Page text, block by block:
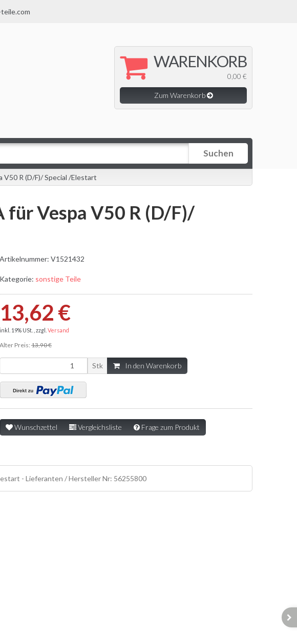
WARENKORB
0,00 €
Zum Warenkorb
Suchen
R (D/F)/ Special /Elestart
für Vespa V50 R (D/F)/
Artikelnummer: V1521432
Kategorie: sonstige Teile
13,62 €
inkl. 19% USt. , zzgl. Versand
Alter Preis: 13,90 €
Stk In den Warenkorb
Wunschzettel Vergleichsliste Frage zum Produkt
- Lieferanten / Hersteller Nr: 56255800